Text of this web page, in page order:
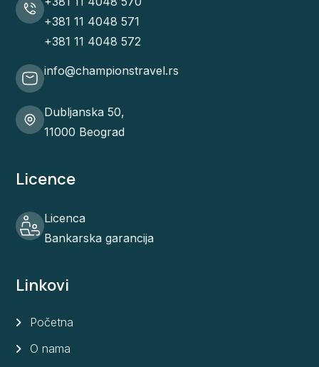
+381 11 4048 571
+381 11 4048 572
info@championstravel.rs
Dubljanska 50,
11000 Beograd
Licence
Licenca
Bankarska garancija
Linkovi
Početna
O nama